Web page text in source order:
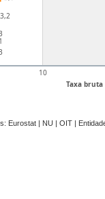
Taxa bruta
10
3,2
Eurostat | NU | OIT |